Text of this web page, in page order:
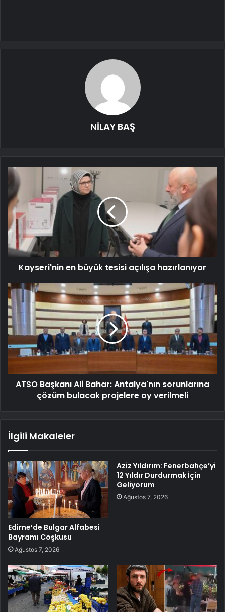
NİLAY BAŞ
Kayseri'nin en büyük tesisi açılışa hazırlanıyor
ATSO Başkanı Ali Bahar: Antalya'nın sorunlarına
çözüm bulacak projelere oy verilmeli
İlgili Makaleler
Edirne’de Bulgar Alfabesi
Bayramı Coşkusu
Ağustos 7, 2026
Aziz Yıldırım: Fenerbahçe’yi
12 Yıldır Durdurmak İçin
Geliyorum
Ağustos 7, 2026